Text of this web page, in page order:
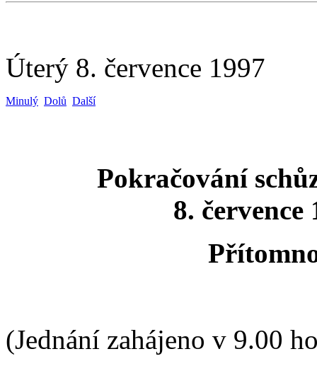
Úterý 8. července 1997
Minulý Dolů Další
Pokračování
8. července
(Jednání zahájeno v 9.00